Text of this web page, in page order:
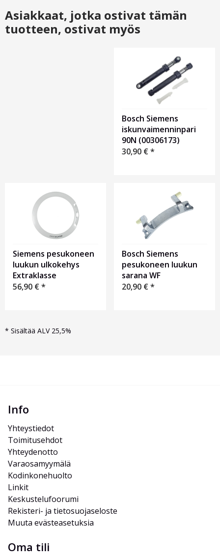
Asiakkaat, jotka ostivat tämän
tuotteen, ostivat myös
Bosch Siemens
iskunvaimenninpari
90N (00306173)
30,90 €*
Siemens pesukoneen
luukun ulkokehys
Extraklasse
56,90 €*
Bosch Siemens
pesukoneen luukun
sarana WF
20,90 €*
* Sisältää ALV 25,5%
Info
Yhteystiedot
Toimitusehdot
Yhteydenotto
Varaosamyymälä
Kodinkonehuolto
Linkit
Keskustelufoorumi
Rekisteri- ja tietosuojaseloste
Muuta evästeasetuksia
Oma tili